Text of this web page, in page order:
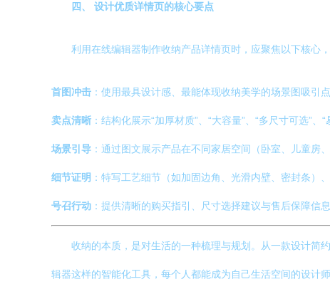
四、 设计优质详情页的核心要点
利用在线编辑器制作收纳产品详情页时，应聚焦以下核心
首图冲击 ：使用最具设计感、最能体现收纳美学的场景图吸引点
卖点清晰 ：结构化展示“加厚材质”、“大容量”、“多尺寸可选”、
场景引导 ：通过图文展示产品在不同家居空间（卧室、儿童房
细节证明 ：特写工艺细节（如加固边角、光滑内壁、密封条）
号召行动 ：提供清晰的购买指引、尺寸选择建议与售后保障信息
收纳的本质，是对生活的一种梳理与规划。从一款设计简
辑器这样的智能化工具，每个人都能成为自己生活空间的设计